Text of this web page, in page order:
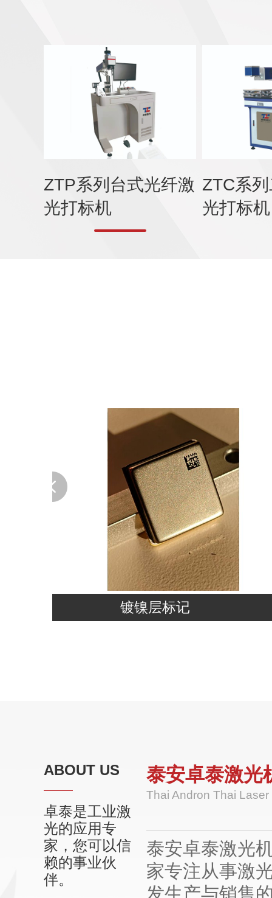
ZTP系列台式光纤激
光打标机
ZTC系
光打标机
镀金层标记
ABOUT US
卓泰是工业激
光的应用专
家，您可以信
赖的事业伙
伴。
泰安卓泰激光
Thai Andron Thai
泰安卓泰激光
家专注从事激
发生产与销售